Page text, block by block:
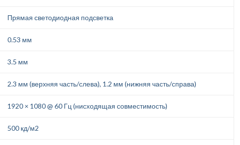
Прямая светодиодная подсветка
0.53 мм
3.5 мм
2.3 мм (верхняя часть/слева), 1.2 мм (нижняя часть/справа)
1920 × 1080 @ 60 Гц (нисходящая совместимость)
500 кд/м2